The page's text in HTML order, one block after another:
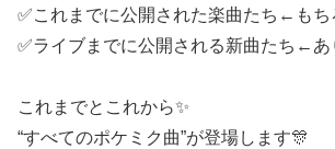
✅これまでに公開された楽曲たち←もち
✅ライブまでに公開される新曲たち←あ
これまでとこれから✨
“すべてのポケミク曲”が登場します🎊